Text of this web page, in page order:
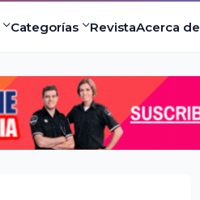
Categorías RevistaAcerca de